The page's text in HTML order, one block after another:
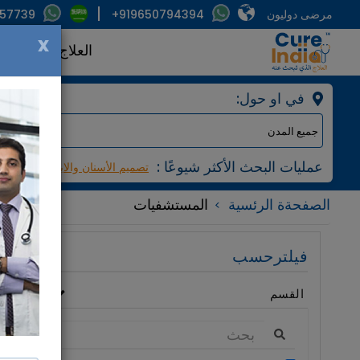
مرضى دوليون +919650794394
العلاج
: عمليات البحث الأكثر شيوعًا تصميم الأسنان والابتسامة
الصفحةة الرئسية المستشفيات
فيلترحسب
القسم
x